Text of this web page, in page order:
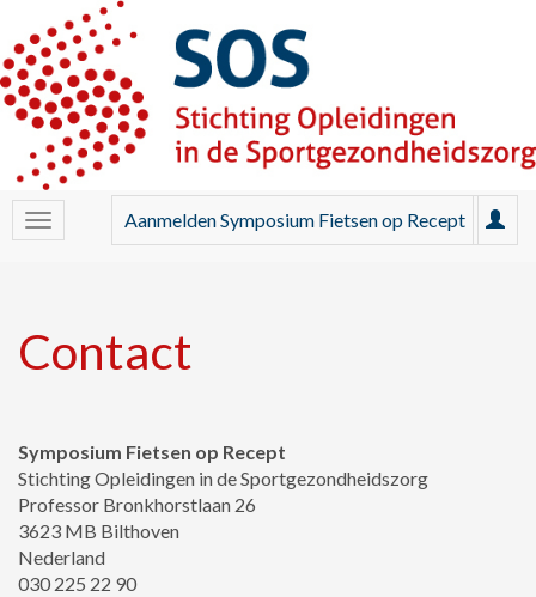
Aanmelden Symposium Fietsen op Recept
Contact
Symposium Fietsen op Recept
Stichting Opleidingen in de Sportgezondheidszorg
Professor Bronkhorstlaan 26
3623 MB Bilthoven
Nederland
030 225 22 90